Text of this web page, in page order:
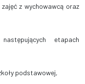
z wychowawcą oraz
etapach
podstawowej,